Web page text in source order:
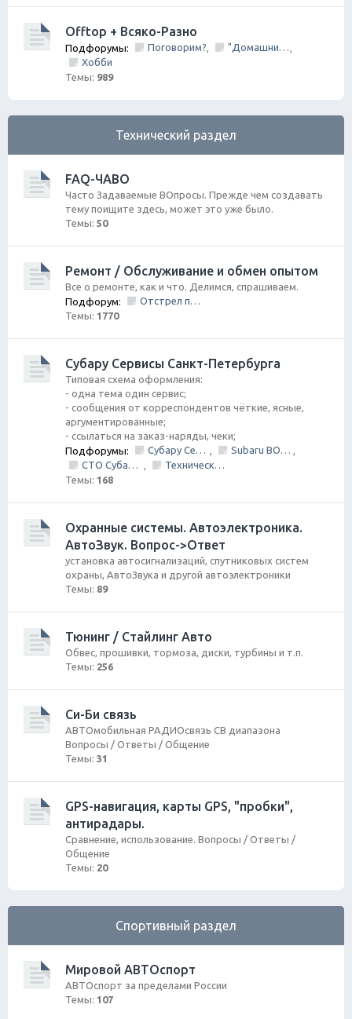
Offtop + Всяко-Разно
Подфорумы: Поговорим?, "Домашний Очаг"
,
Хобби
Темы: 989
Технический раздел
FAQ-ЧАВО
Часто Задаваемые ВОпросы. Прежде чем создавать
тему поищите здесь, может это уже было.
Темы: 50
Ремонт / Обслуживание и обмен опытом
Все о ремонте, как и что. Делимся, спрашиваем.
Подфорум:
Отстрел пистолета/НЕ заправить/Ошибки по вентиляции Бензо Бака
Темы: 1770
Субару Cервисы Санкт-Петербурга
Типовая схема оформления:
- одна тема один сервис;
- сообщения от корреспондентов чёткие, ясные,
аргументированные;
- ссылаться на заказ-наряды, чеки;
Подфорумы:
Субару Сервис "Созвездие" , Subaru BOX &amp; Donorparts shop
,
СТО Субару (www.stosubaru.ru)
,
Технический центр «PRIDE Motorsport».
Темы: 168
Охранные системы. Автоэлектроника.
АвтоЗвук. Вопрос->Ответ
установка автосигнализаций, спутниковых систем
охраны, АвтоЗвука и другой автоэлектроники
Темы: 89
Тюнинг / Стайлинг Авто
Обвес, прошивки, тормоза, диски, турбины и т.п.
Темы: 256
Си-Би связь
АВТОмобильная РАДИОсвязь СВ диапазона
Вопросы / Ответы / Общение
Темы: 31
GPS-навигация, карты GPS, "пробки",
антирадары.
Сравнение, использование. Вопросы / Ответы /
Общение
Темы: 20
Спортивный раздел
Мировой АВТОспорт
АВТОспорт за пределами России
Темы: 107